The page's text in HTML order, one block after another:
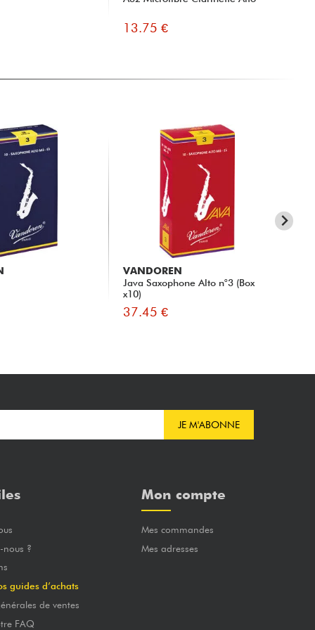
13.75 €
VANDOREN
Java Saxophone Alto n°3 (Box
x10)
37.45 €
JE M'ABONNE
nous ?
guides d’achats
de ventes
FAQ
Mon compte
Mes commandes
Mes adresses